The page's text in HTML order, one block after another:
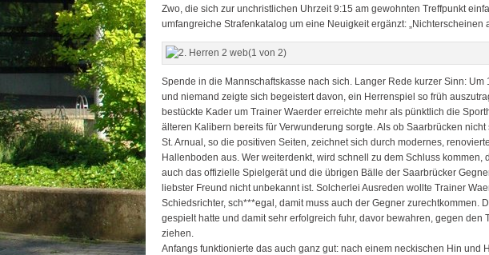
Zwo, die sich zur unchristlichen Uhrzeit 9:15 am gewohnten Treffpunkt
umfangreiche Strafenkatalog um eine Neuigkeit ergänzt: „Nichterscheinen
Spende in die Mannschaftskasse nach sich. Langer Rede kurzer Sinn:
und niemand zeigte sich begeistert davon, ein Herrenspiel so früh
bestückte Kader um Trainer Waerder erreichte mehr als pünktlich die
älteren Kalibern bereits für Verwunderung sorgte. Als ob Saarbrücken nicht
St. Arnual, so die positiven Seiten, zeichnet sich durch modernes,
Hallenboden aus. Wer weiterdenkt, wird schnell zu dem Schluss
auch das offizielle Spielgerät und die übrigen Bälle der Saarbrücker
liebster Freund nicht unbekannt ist. Solcherlei Ausreden wollte Trainer
Schiedsrichter, sch***egal, damit muss auch der Gegner zurechtkommen.
gespielt hatte und damit sehr erfolgreich fuhr, davor bewahren, gegen den
ziehen.
Anfangs funktionierte das auch ganz gut: nach einem neckischen Hin und